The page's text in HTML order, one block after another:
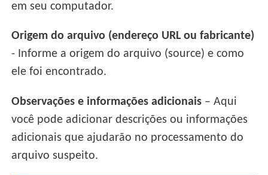
em seu computador.
Origem do arquivo (endereço URL ou fabricante)
- Informe a origem do arquivo (source) e como
ele foi encontrado.
Observações e informações adicionais – Aqui
você pode adicionar descrições ou informações
adicionais que ajudarão no processamento do
arquivo suspeito.